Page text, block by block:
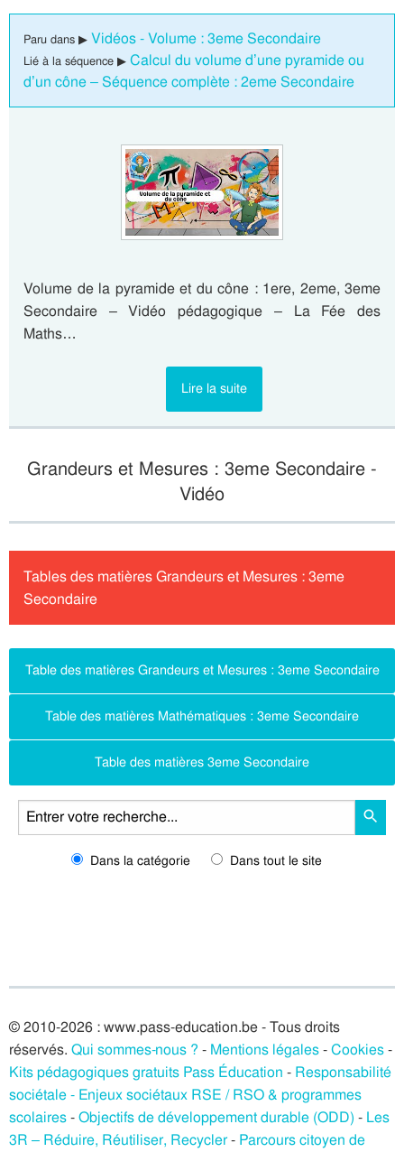
Paru dans ▶ Vidéos - Volume : 3eme Secondaire
Lié à la séquence ▶ Calcul du volume d’une pyramide ou
d’un cône – Séquence complète : 2eme Secondaire
Volume de la pyramide et du cône : 1ere, 2eme, 3eme
Secondaire – Vidéo pédagogique – La Fée des
Maths…
Lire la suite
Grandeurs et Mesures : 3eme Secondaire -
Vidéo
Tables des matières Grandeurs et Mesures : 3eme
Secondaire
Table des matières Grandeurs et Mesures : 3eme Secondaire
Table des matières Mathématiques : 3eme Secondaire
Table des matières 3eme Secondaire
Dans la catégorie Dans tout le site
© 2010-2026 : www.pass-education.be - Tous droits
réservés. Qui sommes-nous ? - Mentions légales-Cookies-
Kits pédagogiques gratuits Pass Éducation - Responsabilité
sociétale - Enjeux sociétaux RSE / RSO & programmes
scolaires-Objectifs de développement durable (ODD) - Les
3R – Réduire, Réutiliser, Recycler- Parcours citoyen de